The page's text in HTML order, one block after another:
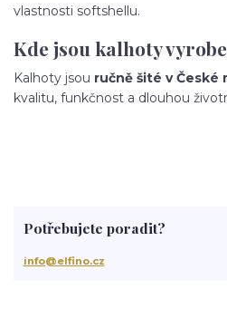
vlastnosti softshellu.
Kde jsou kalhoty
Kalhoty jsou ručně šité v České
kvalitu, funkčnost a dlouhou
Potřebujete poradit?
info@elfino.cz